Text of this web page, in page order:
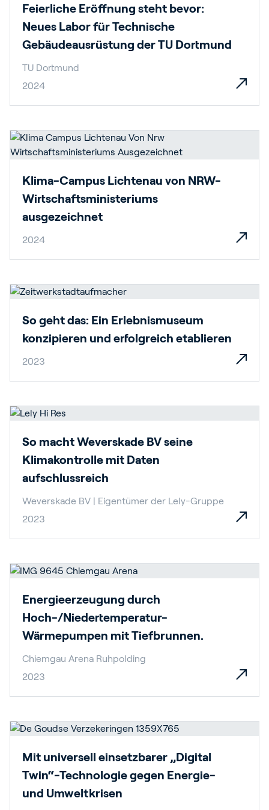
Feierliche Eröffnung steht bevor:
Neues Labor für Technische
Gebäudeausrüstung der TU Dortmund
TU Dortmund
2024
Klima-Campus Lichtenau von NRW-
Wirtschaftsministeriums
ausgezeichnet
2024
So geht das: Ein Erlebnismuseum
konzipieren und erfolgreich etablieren
2023
So macht Weverskade BV seine
Klimakontrolle mit Daten
aufschlussreich
Weverskade BV | Eigentümer der Lely-Gruppe
2023
Energieerzeugung durch
Hoch-/Niedertemperatur-
Wärmepumpen mit Tiefbrunnen.
Chiemgau Arena Ruhpolding
2023
Mit universell einsetzbarer „Digital
Twin“-Technologie gegen Energie-
und Umweltkrisen